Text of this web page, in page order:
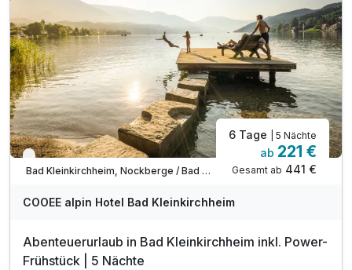
Tipp: Therme Römerbad
Tipp: Badespaß am Millstätter See
Verfügbar bis November
Bad Kleinkirchheim, Nockberge / Bad Kleinkirchheim
6 Tage | 5 Nächte
ab 221 €
Gesamt ab 441 €
COOEE alpin Hotel Bad Kleinkirchheim
Abenteuerurlaub in Bad Kleinkirchheim inkl. Power-
Frühstück | 5 Nächte